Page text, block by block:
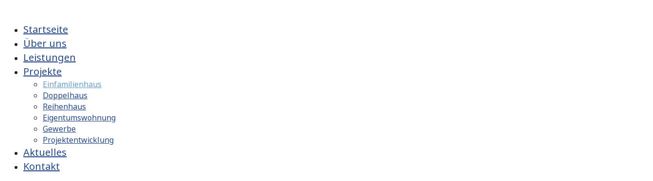
wechselnStartseite
Über uns
Leistungen
Projekte
Einfamilienhaus
Doppelhaus
Reihenhaus
Eigentumswohnung
Gewerbe
Projektentwicklung
Aktuelles
Kontakt